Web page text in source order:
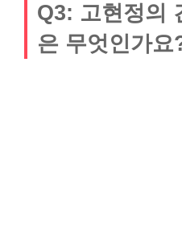
Q3: 고현정의
은 무엇인가요